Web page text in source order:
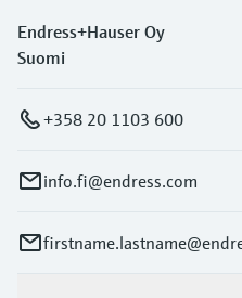
Endress+Hauser Oy
Suomi
+358 20 1103 600
info.fi@endress.com